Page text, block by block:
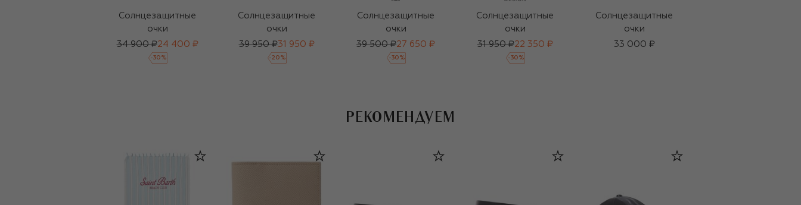
Солнцезащитные
очки
34 900 ₽24 400 ₽
-30 %
Солнцезащитные
очки
39 950 ₽31 950 ₽
-20 %
Солнцезащитные
очки
39 500 ₽27 650 ₽
-30 %
Солнцезащитные
очки
31 950 ₽22 350 ₽
-30 %
Солнцезащитные
очки
33 000 ₽
РЕКОМЕНДУЕМ